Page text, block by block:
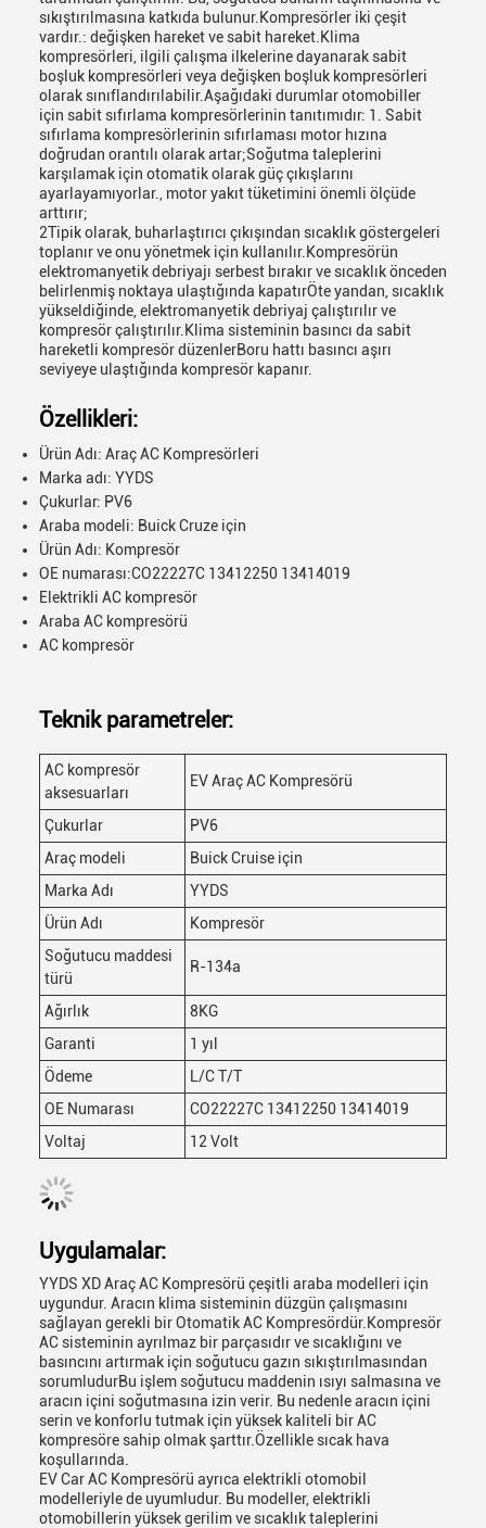
sıkıştırılmasına katkıda bulunur.Kompresörler iki çeşit
vardır.: değişken hareket ve sabit hareket.Klima
kompresörleri, ilgili çalışma ilkelerine dayanarak sabit
boşluk kompresörleri veya değişken boşluk kompresörleri
olarak sınıflandırılabilir.Aşağıdaki durumlar otomobiller
için sabit sıfırlama kompresörlerinin tanıtımıdır: 1. Sabit
sıfırlama kompresörlerinin sıfırlaması motor hızına
doğrudan orantılı olarak artar;Soğutma taleplerini
karşılamak için otomatik olarak güç çıkışlarını
ayarlayamıyorlar., motor yakıt tüketimini önemli ölçüde
arttırır;
2Tipik olarak, buharlaştırıcı çıkışından sıcaklık göstergeleri
toplanır ve onu yönetmek için kullanılır.Kompresörün
elektromanyetik debriyajı serbest bırakır ve sıcaklık önceden
belirlenmiş noktaya ulaştığında kapatırÖte yandan, sıcaklık
yükseldiğinde, elektromanyetik debriyaj çalıştırılır ve
kompresör çalıştırılır.Klima sisteminin basıncı da sabit
hareketli kompresör düzenlerBoru hattı basıncı aşırı
seviyeye ulaştığında kompresör kapanır.
Özellikleri:
Ürün Adı: Araç AC Kompresörleri
Marka adı: YYDS
Çukurlar: PV6
Araba modeli: Buick Cruze için
Ürün Adı: Kompresör
OE numarası:CO22227C 13412250 13414019
Elektrikli AC kompresör
Araba AC kompresörü
AC kompresör
Teknik parametreler:
AC kompresör
aksesuarları
EV Araç AC Kompresörü
Çukurlar
PV6
Araç modeli
Buick Cruise için
Marka Adı
YYDS
Ürün Adı
Kompresör
Soğutucu maddesi
türü
R-134a
Ağırlık
8KG
Garanti
1 yıl
Ödeme
L/C T/T
OE Numarası
CO22227C 13412250 13414019
Voltaj
12 Volt
Uygulamalar:
YYDS XD Araç AC Kompresörü çeşitli araba modelleri için
uygundur. Aracın klima sisteminin düzgün çalışmasını
sağlayan gerekli bir Otomatik AC Kompresördür.Kompresör
AC sisteminin ayrılmaz bir parçasıdır ve sıcaklığını ve
basıncını artırmak için soğutucu gazın sıkıştırılmasından
sorumludurBu işlem soğutucu maddenin ısıyı salmasına ve
aracın içini soğutmasına izin verir. Bu nedenle aracın içini
serin ve konforlu tutmak için yüksek kaliteli bir AC
kompresöre sahip olmak şarttır.Özellikle sıcak hava
koşullarında.
EV Car AC Kompresörü ayrıca elektrikli otomobil
modelleriyle de uyumludur. Bu modeller, elektrikli
otomobillerin yüksek gerilim ve sıcaklık taleplerini